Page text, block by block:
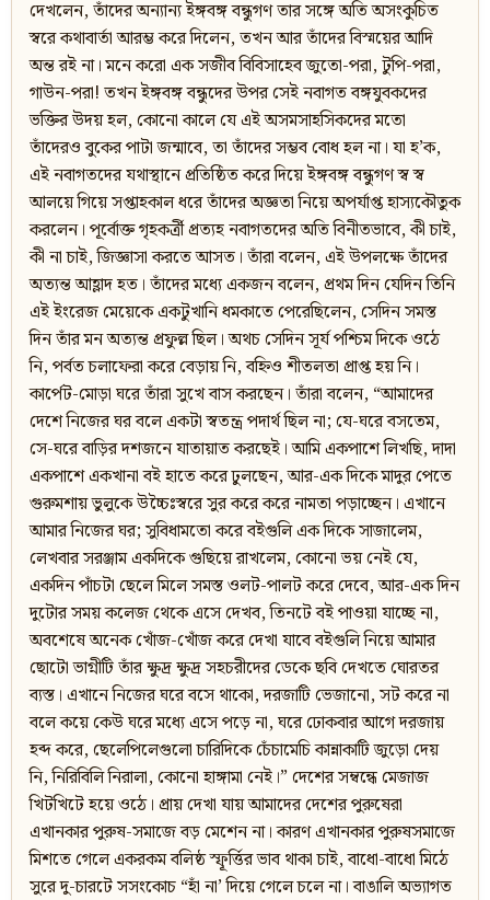
দেখলেন, তাঁদের অন্যান্য ইঙ্গবঙ্গ বন্ধুগণ তার সঙ্গে অতি অসংকুচিত
স্বরে কথাবার্তা আরম্ভ করে দিলেন, তখন আর তাঁদের বিস্ময়ের আদি
অন্ত রই না। মনে করো এক সজীব বিবিসাহেব জুতো-পরা, টুপি-পরা,
গাউন-পরা! তখন ইঙ্গবঙ্গ বন্ধুদের উপর সেই নবাগত বঙ্গযুবকদের
ভক্তির উদয় হল, কোনো কালে যে এই অসমসাহসিকদের মতো
তাঁদেরও বুকের পাটা জন্মাবে, তা তাঁদের সম্ভব বোধ হল না। যা হ’ক,
এই নবাগতদের যথাস্থানে প্রতিষ্ঠিত করে দিয়ে ইঙ্গবঙ্গ বন্ধুগণ স্ব স্ব
আলয়ে গিয়ে সপ্তাহকাল ধরে তাঁদের অজ্ঞতা নিয়ে অপর্যাপ্ত হাস্যকৌতুক
করলেন। পূর্বোক্ত গৃহকর্ত্রী প্রত্যহ নবাগতদের অতি বিনীতভাবে, কী চাই,
কী না চাই, জিজ্ঞাসা করতে আসত। তাঁরা বলেন, এই উপলক্ষে তাঁদের
অত্যন্ত আহ্লাদ হত। তাঁদের মধ্যে একজন বলেন, প্রথম দিন যেদিন তিনি
এই ইংরেজ মেয়েকে একটুখানি ধমকাতে পেরেছিলেন, সেদিন সমস্ত
দিন তাঁর মন অত্যন্ত প্রফুল্ল ছিল। অথচ সেদিন সূর্য পশ্চিম দিকে ওঠে
নি, পর্বত চলাফেরা করে বেড়ায় নি, বহ্নিও শীতলতা প্রাপ্ত হয় নি।
কার্পেট-মোড়া ঘরে তাঁরা সুখে বাস করছেন। তাঁরা বলেন, “আমাদের
দেশে নিজের ঘর বলে একটা স্বতন্ত্র পদার্থ ছিল না; যে-ঘরে বসতেম,
সে-ঘরে বাড়ির দশজনে যাতায়াত করছেই। আমি একপাশে লিখছি, দাদা
একপাশে একখানা বই হাতে করে ঢুলছেন, আর-এক দিকে মাদুর পেতে
গুরুমশায় ভুলুকে উচ্চৈঃস্বরে সুর করে করে নামতা পড়াচ্ছেন। এখানে
আমার নিজের ঘর; সুবিধামতো করে বইগুলি এক দিকে সাজালেম,
লেখবার সরঞ্জাম একদিকে গুছিয়ে রাখলেম, কোনো ভয় নেই যে,
একদিন পাঁচটা ছেলে মিলে সমস্ত ওলট-পালট করে দেবে, আর-এক দিন
দুটোর সময় কলেজ থেকে এসে দেখব, তিনটে বই পাওয়া যাচ্ছে না,
অবশেষে অনেক খোঁজ-খোঁজ করে দেখা যাবে বইগুলি নিয়ে আমার
ছোটো ভাগ্নীটি তাঁর ক্ষুদ্র ক্ষুদ্র সহচরীদের ডেকে ছবি দেখতে ঘোরতর
ব্যস্ত। এখানে নিজের ঘরে বসে থাকো, দরজাটি ভেজানো, সট করে না
বলে কয়ে কেউ ঘরে মধ্যে এসে পড়ে না, ঘরে ঢোকবার আগে দরজায়
হব্দ করে, ছেলেপিলেগুলো চারিদিকে চেঁচামেচি কান্নাকাটি জুড়ো দেয়
নি, নিরিবিলি নিরালা, কোনো হাঙ্গামা নেই।” দেশের সম্বন্ধে মেজাজ
খিটখিটে হয়ে ওঠে। প্রায় দেখা যায় আমাদের দেশের পুরুষেরা
এখানকার পুরুষ-সমাজে বড় মেশেন না। কারণ এখানকার পুরুষসমাজে
মিশতে গেলে একরকম বলিষ্ঠ স্ফূর্ত্তির ভাব থাকা চাই, বাধো-বাধো মিঠে
সুরে দু-চারটে সসংকোচ “হাঁ না’ দিয়ে গেলে চলে না। বাঙালি অভ্যাগত